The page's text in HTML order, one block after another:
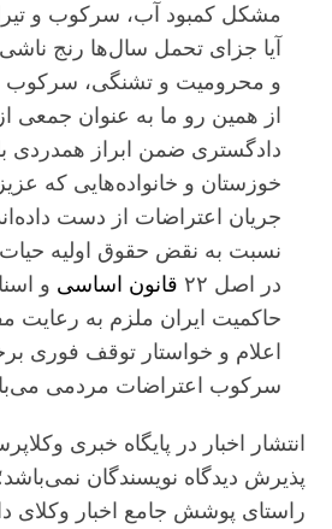
مشکل کمبود آب، سرکوب و
آیا جزای تحمل سال‌ها رنج
و محرومیت و تشنگی،
از همین رو ما به عنوان جمعی
دادگستری ضمن ابراز همدردی
خوزستان و خانواده‌هایی که
جریان اعتراضات از دست
نسبت به نقض حقوق اولیه
در اصل ۲۲
قانون اساسی و
حاکمیت ایران ملزم به رعایت
اعلام و خواستار توقف فوری
سرکوب اعتراضات مردمی
انتشار اخبار در پایگاه خبری
پذیرش دیدگاه نویسندگان
راستای پوشش جامع اخبار وکلای